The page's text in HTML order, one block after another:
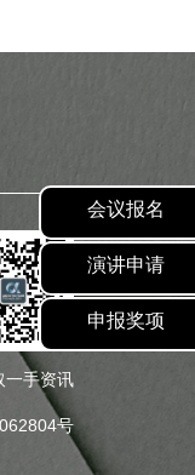
会议报名
演讲申请
申报奖项
一手资讯
号